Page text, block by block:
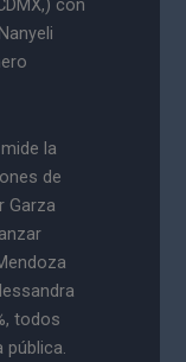
con
la
de
Garza
todos
pública.